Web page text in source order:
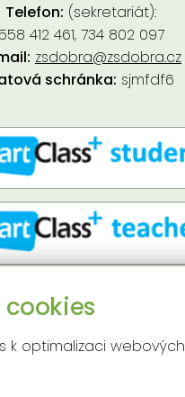
Telefon: (sekretariát):
558 412 461, 734 802 097
zsdobra@zsdobra.cz
schránka: sjmfdf6
Používání cookies
k optimalizaci webových